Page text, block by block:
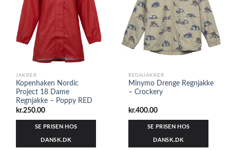
JAKKER
Kopenhaken Nordic
Project 18 Dame
Regnjakke – Poppy RED
kr.250.00
SE PRISEN HOS
DANSK.DK
REGNJAKKER
Minymo Drenge Regnjakke
– Crockery
kr.400.00
SE PRISEN HOS
DANSK.DK